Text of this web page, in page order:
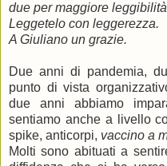
due per maggiore
Leggetelo con leggerezza.
A Giuliano un grazie.
Due anni di pandemia,
punto di vista
due anni abbiamo
sentiamo anche a livello
spike, anticorpi, vaccino a
Molti sono abituati a